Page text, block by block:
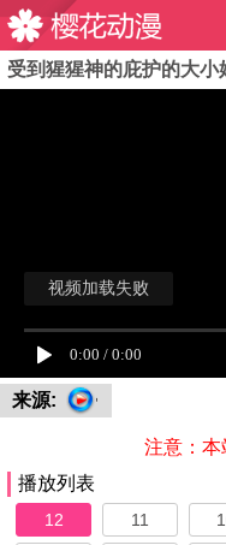
受到猩猩神的庇护的大
来源:
注意：本
播放列表
12 11